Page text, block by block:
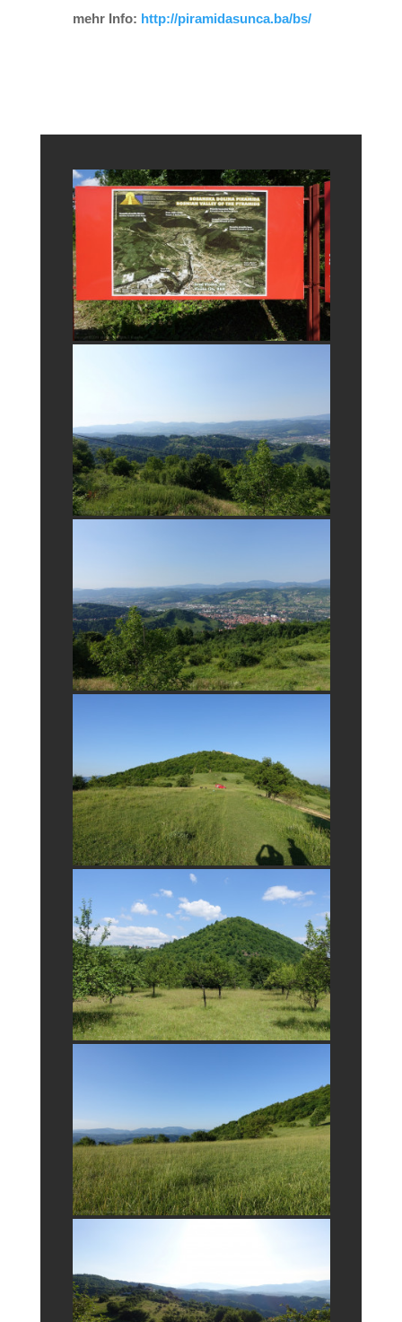
mehr Info: http://piramidasunca.ba/bs/